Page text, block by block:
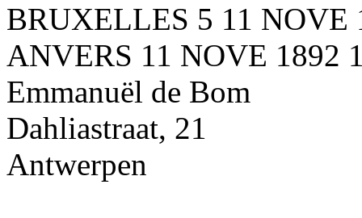
BRUXELLES 5 11 NOVE
ANVERS 11 NOVE 1892
Emmanuël de Bom
Dahliastraat, 21
Antwerpen